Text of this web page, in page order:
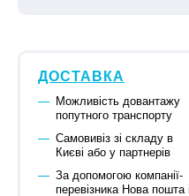
ДОСТАВКА
Можливість довантажу
попутного транспорту
Самовивіз зі складу в
Києві або у партнерів
За допомогою компанії-
перевізника Нова пошта і